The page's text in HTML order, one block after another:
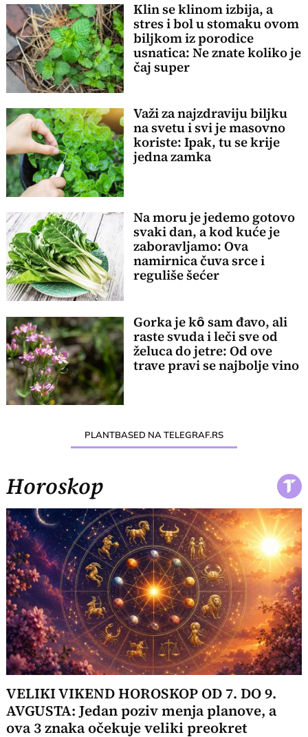
Klin se klinom izbija, a
stres i bol u stomaku ovom
biljkom iz porodice
usnatica: Ne znate koliko je
čaj super
Važi za najzdraviju biljku
na svetu i svi je masovno
koriste: Ipak, tu se krije
jedna zamka
Na moru je jedemo gotovo
svaki dan, a kod kuće je
zaboravljamo: Ova
namirnica čuva srce i
reguliše šećer
Gorka je kȏ sam đavo, ali
raste svuda i leči sve od
želuca do jetre: Od ove
trave pravi se najbolje vino
PLANTBASED NA TELEGRAF.RS
Horoskop
VELIKI VIKEND HOROSKOP OD 7. DO 9.
AVGUSTA: Jedan poziv menja planove, a
ova 3 znaka očekuje veliki preokret